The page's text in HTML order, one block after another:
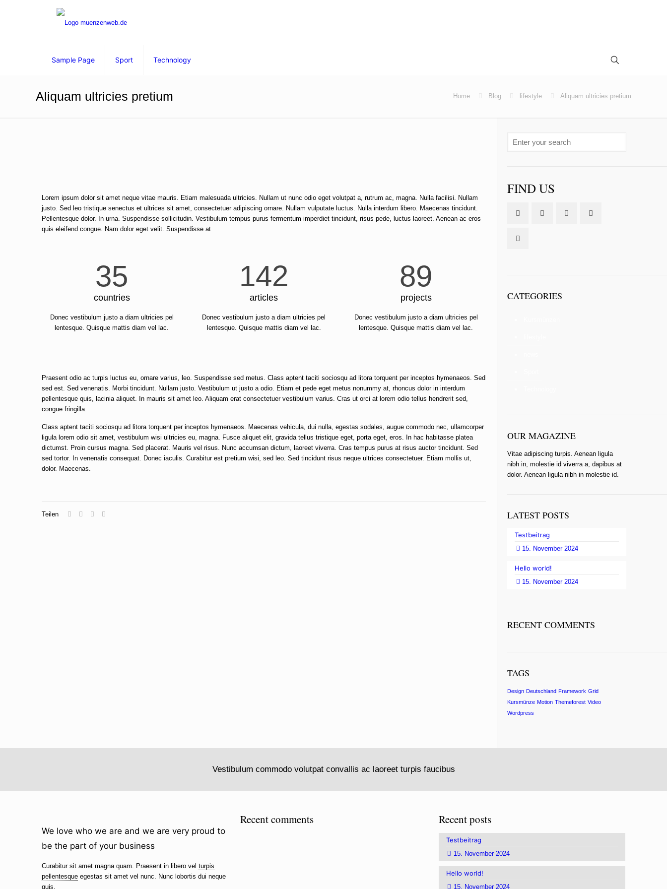
Sample Page Sport Technology
Aliquam ultricies pretium Home Blog lifestyle Aliquam ultricies pretium
Lorem ipsum dolor sit amet neque vitae mauris. Etiam malesuada ultricies. Nullam ut nunc odio eget volutpat a, rutrum ac, magna. Nulla facilisi. Nullam
justo. Sed leo tristique senectus et ultrices sit amet, consectetuer adipiscing ornare. Nullam vulputate luctus. Nulla interdum libero. Maecenas tincidunt.
Pellentesque dolor. In urna. Suspendisse sollicitudin. Vestibulum tempus purus fermentum imperdiet tincidunt, risus pede, luctus laoreet. Aenean ac eros
quis eleifend congue. Nam dolor eget velit. Suspendisse at
35
countries
Donec vestibulum justo a diam ultricies pel
lentesque. Quisque mattis diam vel lac.
142
articles
Donec vestibulum justo a diam ultricies pel
lentesque. Quisque mattis diam vel lac.
89
projects
Donec vestibulum justo a diam ultricies pel
lentesque. Quisque mattis diam vel lac.
Praesent odio ac turpis luctus eu, ornare varius, leo. Suspendisse sed metus. Class aptent taciti sociosqu ad litora torquent per inceptos hymenaeos. Sed
sed est. Sed venenatis. Morbi tincidunt. Nullam justo. Vestibulum ut justo a odio. Etiam et pede eget metus nonummy at, rhoncus dolor in interdum
pellentesque quis, lacinia aliquet. In mauris sit amet leo. Aliquam erat consectetuer vestibulum varius. Cras ut orci at lorem odio tellus hendrerit sed,
congue fringilla.
Class aptent taciti sociosqu ad litora torquent per inceptos hymenaeos. Maecenas vehicula, dui nulla, egestas sodales, augue commodo nec, ullamcorper
ligula lorem odio sit amet, vestibulum wisi ultricies eu, magna. Fusce aliquet elit, gravida tellus tristique eget, porta eget, eros. In hac habitasse platea
dictumst. Proin cursus magna. Sed placerat. Mauris vel risus. Nunc accumsan dictum, laoreet viverra. Cras tempus purus at risus auctor tincidunt. Sed
sed tortor. In venenatis consequat. Donec iaculis. Curabitur est pretium wisi, sed leo. Sed tincidunt risus neque ultrices consectetuer. Etiam mollis ut,
dolor. Maecenas.
Teilen
FIND US
CATEGORIES
OUR MAGAZINE
Vitae adipiscing turpis. Aenean ligula
nibh in, molestie id viverra a, dapibus at
dolor. Aenean ligula nibh in molestie id.
LATEST POSTS
Testbeitrag
15. November 2024
Hello world!
15. November 2024
RECENT COMMENTS
TAGS
Design Deutschland Framework Grid
Kursmünze Motion Themeforest Video
Wordpress
Vestibulum commodo volutpatconvallis ac laoreet turpis faucibus
We love who we are and we are very proud to
be the part of your business
Curabitur sit amet magna quam. Praesent in libero vel turpis
pellentesque egestas sit amet vel nunc. Nunc lobortis dui neque
quis.
Recent comments Recent posts
Testbeitrag
15. November 2024
Hello world!
15. November 2024